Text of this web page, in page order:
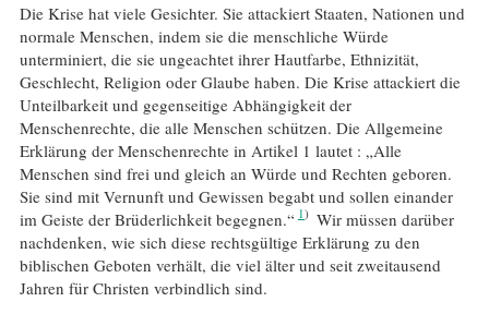
Die Krise hat viele Gesichter. Sie attackiert Staaten, Nationen und
normale Menschen, indem sie die menschliche Würde
unterminiert, die sie ungeachtet ihrer Hautfarbe, Ethnizität,
Geschlecht, Religion oder Glaube haben. Die Krise attackiert die
Unteilbarkeit und gegenseitige Abhängigkeit der
Menschenrechte, die alle Menschen schützen. Die Allgemeine
Erklärung der Menschenrechte in Artikel 1 lautet : „Alle
Menschen sind frei und gleich an Würde und Rechten geboren.
Sie sind mit Vernunft und Gewissen begabt und sollen einander
im Geiste der Brüderlichkeit begegnen.“ 1
Wir müssen darüber
nachdenken, wie sich diese rechtsgültige Erklärung zu den
biblischen Geboten verhält, die viel älter und seit zweitausend
Jahren für Christen verbindlich sind.